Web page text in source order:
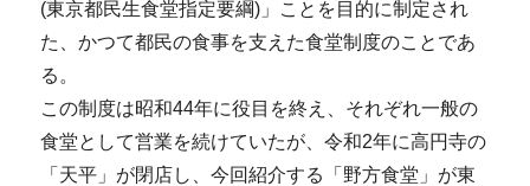
(東京都民生食堂指定要綱)」ことを目的に制定され
た、かつて都民の食事を支えた食堂制度のことであ
る。
この制度は昭和44年に役目を終え、それぞれ一般の
食堂として営業を続けていたが、令和2年に高円寺の
「天平」が閉店し、今回紹介する「野方食堂」が東